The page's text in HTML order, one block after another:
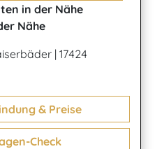
in der Nähe
Nähe
| 17424
& Preise
Check